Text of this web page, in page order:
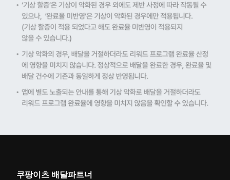
쿠팡이츠 배달파트너